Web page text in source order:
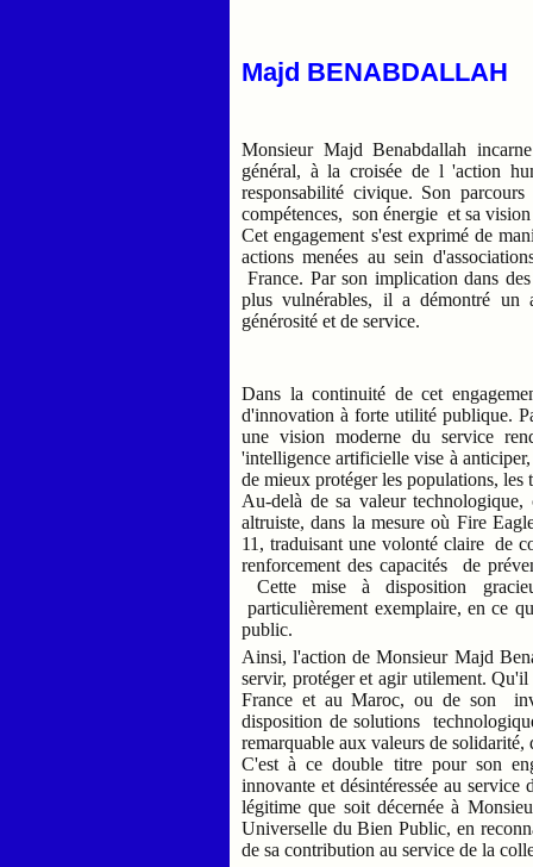
Majd BENABDALLAH
Monsieur Majd Benabdallah
général, à la croisée de l 'action
responsabilité civique. Son
compétences, son énergie et sa
Cet engagement s'est exprimé de
actions menées au sein
France. Par son implication dans
plus vulnérables, il a démontré un
générosité et de service.
Dans la continuité de cet
d'innovation à forte utilité publique.
une vision moderne du service
'intelligence artificielle vise à
de mieux protéger les populations, les
Au-delà de sa valeur
altruiste, dans la mesure où Fire
11, traduisant une volonté claire de
renforcement des capacités de
Cette mise à disposition
particulièrement exemplaire, en ce
public.
Ainsi, l'action de Monsieur Majd
servir, protéger et agir utilement. Qu'il
France et au Maroc, ou de son
disposition de solutions
remarquable aux valeurs de solidarité,
C'est à ce double titre pour son
innovante et désintéressée au
légitime que soit décernée à
Universelle du Bien Public, en
de sa contribution au service de la